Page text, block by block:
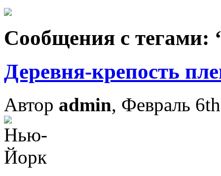
Сообщения с тегами:
Деревня-крепость
Автор admin, Февраль